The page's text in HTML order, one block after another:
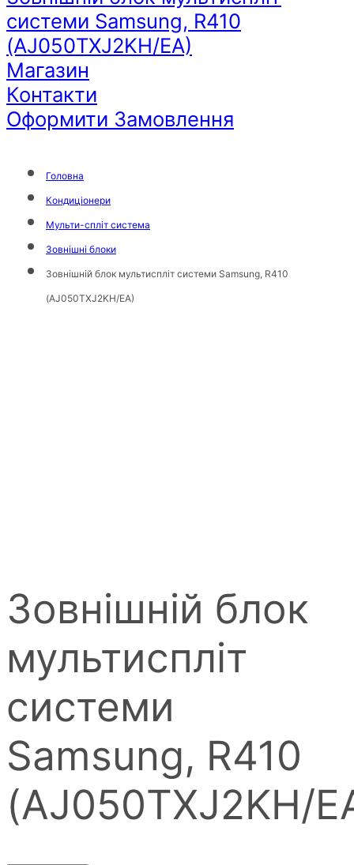
системи Samsung, R410
(AJ050TXJ2KH/EA)
Магазин
Контакти
Оформити Замовлення
Головна
Кондиціонери
Мульти-спліт система
Зовнішні блоки
Зовнішній блок мультиспліт системи Samsung, R410
(AJ050TXJ2KH/EA)
Зовнішній блок
мультиспліт
системи
Samsung, R410
(AJ050TXJ2KH/